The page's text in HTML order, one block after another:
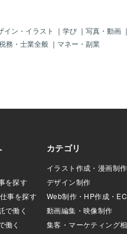
イン・イラスト ｜ 学び ｜ 写真・動画 ｜
務・士業全般 ｜ マネー・副業